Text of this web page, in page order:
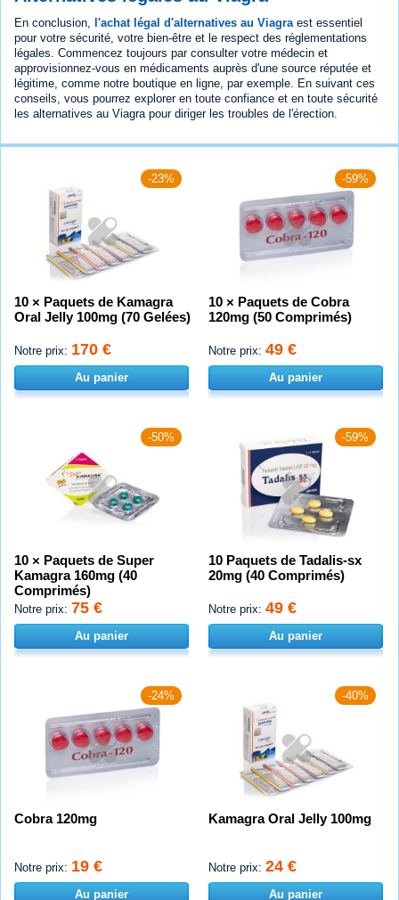
En conclusion, l'achat légal d'alternatives au Viagra est essentiel
pour votre sécurité, votre bien-être et le respect des réglementations
légales. Commencez toujours par consulter votre médecin et
approvisionnez-vous en médicaments auprès d'une source réputée et
légitime, comme notre boutique en ligne, par exemple. En suivant ces
conseils, vous pourrez explorer en toute confiance et en toute sécurité
les alternatives au Viagra pour diriger les troubles de l'érection.
-23%
10 × Paquets de Kamagra
Oral Jelly 100mg (70 Gelées)
Notre prix: 170 €
Au panier
-59%
10 × Paquets de Cobra
120mg (50 Comprimés)
Notre prix: 49 €
Au panier
-50%
10 × Paquets de Super
Kamagra 160mg (40
Comprimés)
Notre prix: 75 €
Au panier
-59%
10 Paquets de Tadalis-sx
20mg (40 Comprimés)
Notre prix: 49 €
Au panier
-24%
Cobra 120mg
Notre prix: 19 €
Au panier
-40%
Kamagra Oral Jelly 100mg
Notre prix: 24 €
Au panier